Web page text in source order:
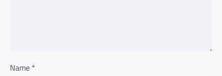
Name *